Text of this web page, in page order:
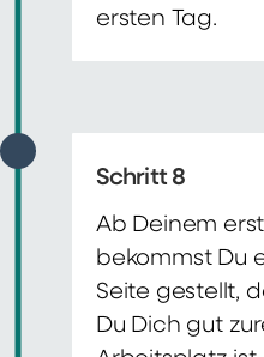
ersten Tag.
Schritt 8
Ab Deinem
bekommst Du
Seite gestellt,
Du Dich gut